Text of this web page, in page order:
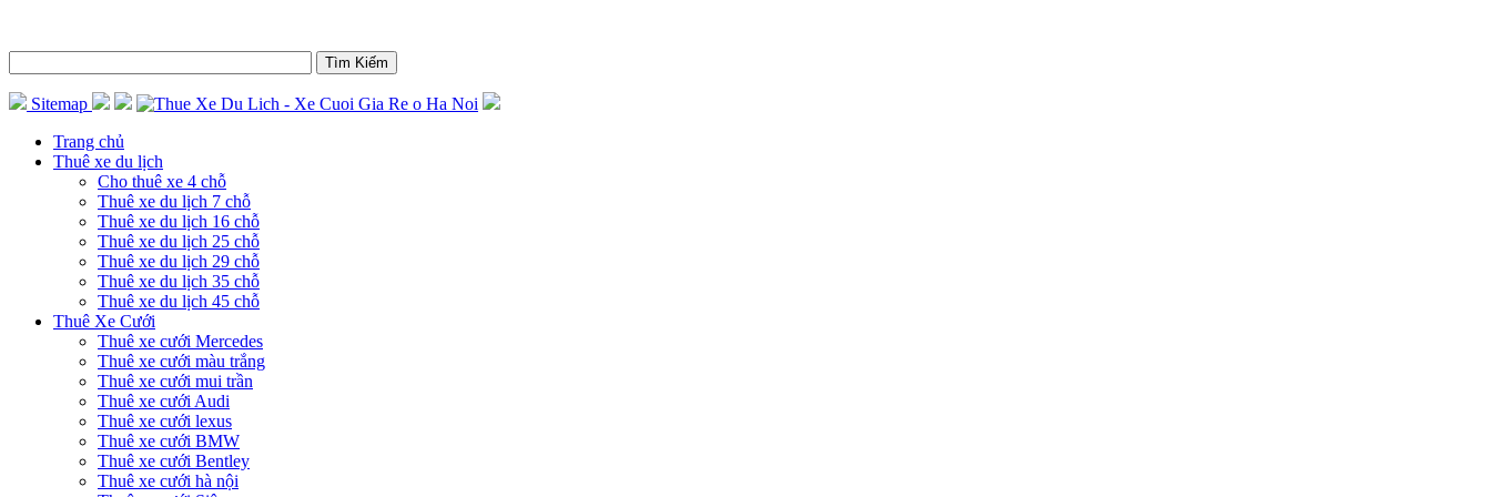
Sitemap
Trang chủ
Thuê xe du lịch
Cho thuê xe 4 chỗ
Thuê xe du lịch 7 chỗ
Thuê xe du lịch 16 chỗ
Thuê xe du lịch 25 chỗ
Thuê xe du lịch 29 chỗ
Thuê xe du lịch 35 chỗ
Thuê xe du lịch 45 chỗ
Thuê Xe Cưới
Thuê xe cưới Mercedes
Thuê xe cưới màu trắng
Thuê xe cưới mui trần
Thuê xe cưới Audi
Thuê xe cưới lexus
Thuê xe cưới BMW
Thuê xe cưới Bentley
Thuê xe cưới hà nội